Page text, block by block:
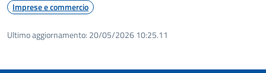
Imprese e commercio
Ultimo aggiornamento: 20/05/2026 10:25.11